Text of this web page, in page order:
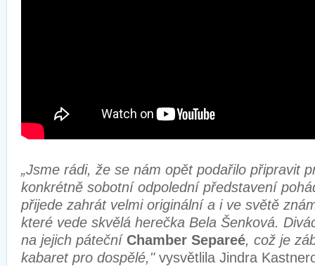
„Jsme rádi, že se nám opět podařilo připravit
konkrétně sobotní odpolední představení
přijede zahrát velmi originální a i ve světě
které vede skvělá herečka Bela Šenková.
na jejich páteční Chamber Separeé, což je
kabaret pro dospělé,"vysvětlila Jindra